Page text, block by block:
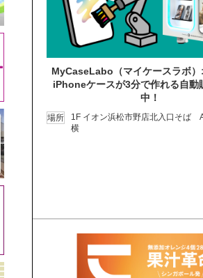
MyCaseLabo（マイケースラボ）
iPhoneケースが3分で作れる自動
中！
場所
1F イオン浜松市野店北入口そば
横